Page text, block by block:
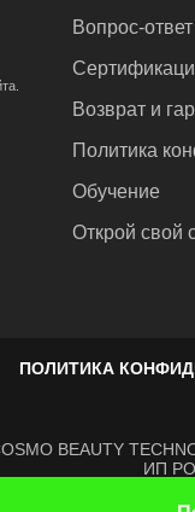
Вопрос-ответ
Возврат и
Политика
Обучение
Открой свой
ПОЛИТИКА
BEAUTY
ИП